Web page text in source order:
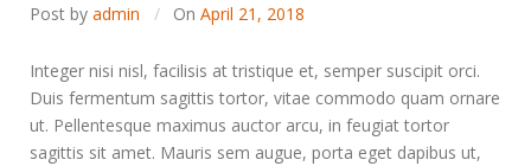
Post by admin On April 21, 2018
Integer nisi nisl, facilisis at tristique et, semper suscipit orci.
Duis fermentum sagittis tortor, vitae commodo quam ornare
ut. Pellentesque maximus auctor arcu, in feugiat tortor
sagittis sit amet. Mauris sem augue, porta eget dapibus ut,